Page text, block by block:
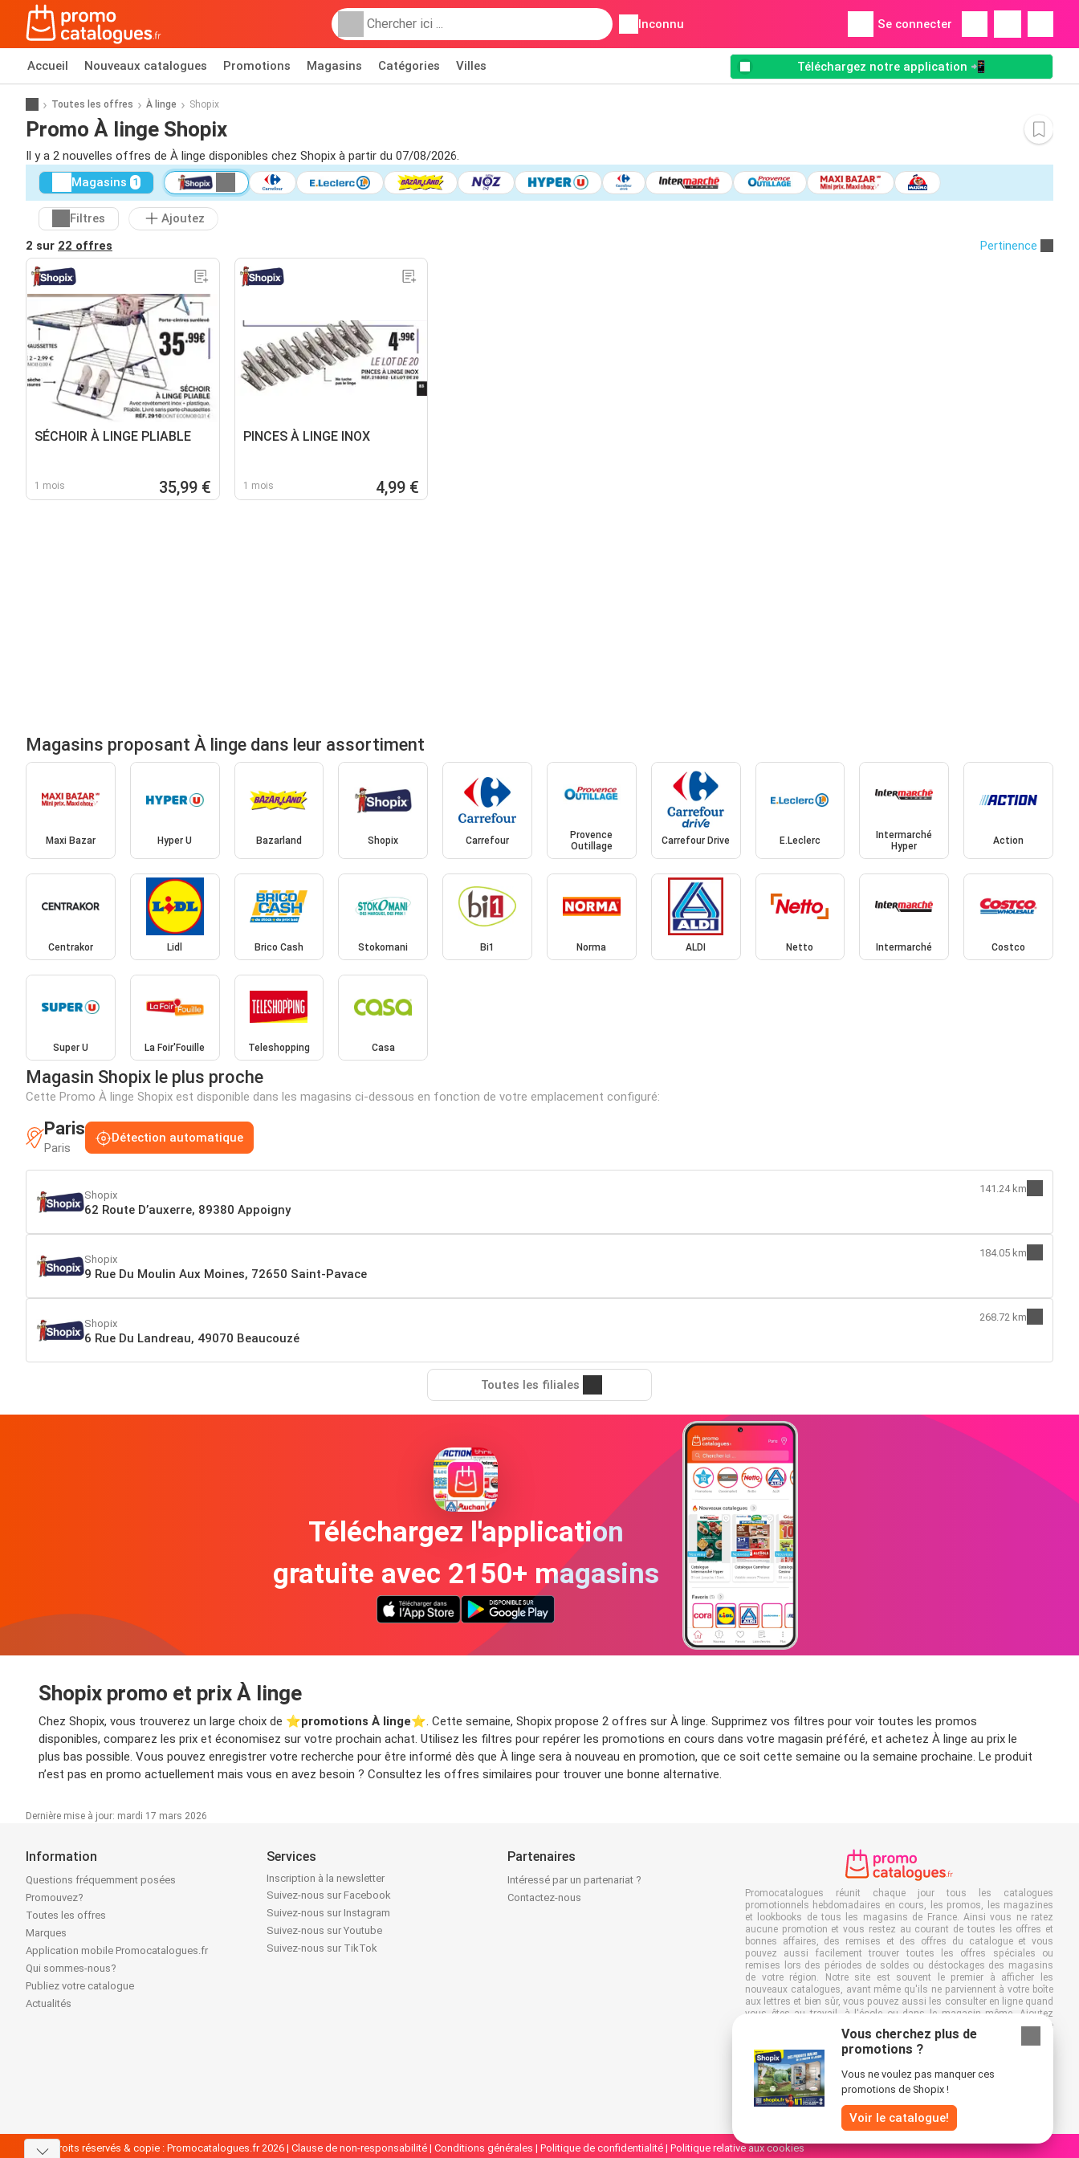
Inconnu Se connecter
Accueil Nouveaux catalogues Promotions Magasins Catégories Villes Téléchargez notre application 📲
Toutes les offres À linge Shopix
Promo À linge Shopix
Il y a 2 nouvelles offres de À linge disponibles chez Shopix à partir du 07/08/2026.
Magasins 1
Filtres
Ajoutez
2 sur 22 offres Pertinence
SÉCHOIR À LINGE PLIABLE
1 mois 35,99 €
PINCES À LINGE INOX
1 mois 4,99 €
Magasins proposant À linge dans leur assortiment
Maxi Bazar Hyper U Bazarland Shopix Carrefour
Provence
Outillage
Carrefour Drive E.Leclerc
Intermarché
Hyper
Action
Centrakor Lidl Brico Cash Stokomani Bi1 Norma ALDI Netto Intermarché Costco
Super U La Foir'Fouille Teleshopping Casa
Magasin Shopix le plus proche
Cette Promo À linge Shopix est disponible dans les magasins ci-dessous en fonction de votre emplacement configuré:
Paris
Paris
Détection automatique
Shopix
62 Route D’auxerre, 89380 Appoigny
141.24 km
Shopix
9 Rue Du Moulin Aux Moines, 72650 Saint-Pavace
184.05 km
Shopix
6 Rue Du Landreau, 49070 Beaucouzé
268.72 km
Toutes les filiales
Téléchargez l'application
gratuite avec 2150+ magasins
Shopix promo et prix À linge
Chez Shopix, vous trouverez un large choix de ⭐️promotions À linge⭐️. Cette semaine, Shopix propose 2 offres sur À linge. Supprimez vos filtres pour voir toutes les promos
disponibles, comparez les prix et économisez sur votre prochain achat. Utilisez les filtres pour repérer les promotions en cours dans votre magasin préféré, et achetez À linge au prix le
plus bas possible. Vous pouvez enregistrer votre recherche pour être informé dès que À linge sera à nouveau en promotion, que ce soit cette semaine ou la semaine prochaine. Le produit
n’est pas en promo actuellement mais vous en avez besoin ? Consultez les offres similaires pour trouver une bonne alternative.
Dernière mise à jour: mardi 17 mars 2026
Vous cherchez plus de
promotions ?
Vous ne voulez pas manquer ces
promotions de Shopix !
Voir le catalogue!
Information
Questions fréquemment posées
Promouvez?
Toutes les offres
Marques
Application mobile Promocatalogues.fr
Qui sommes-nous?
Publiez votre catalogue
Actualités
Services
Inscription à la newsletter
Suivez-nous sur Facebook
Suivez-nous sur Instagram
Suivez-nous sur Youtube
Suivez-nous sur TikTok
Partenaires
Intéressé par un partenariat ?
Contactez-nous
Promocatalogues réunit chaque jour tous les catalogues
promotionnels hebdomadaires en cours, les promos, les magazines
et lookbooks de tous les magasins de France. Ainsi vous ne ratez
aucune promotion et vous restez au courant de toutes les offres et
bonnes affaires, des remises et des offres du catalogue et vous
pouvez aussi facilement trouver toutes les offres spéciales ou
remises lors des périodes de soldes ou déstockages des magasins
de votre région. Notre site est souvent le premier à afficher les
nouveaux catalogues, avant même qu'ils ne parviennent à votre boîte
aux lettres et bien sûr, vous pouvez aussi les consulter en ligne quand
vous êtes au travail, à l'école ou dans le magasin même. Ajoutez
Promocatalogues.fr à vos favoris et économisez du temps et de
l'argent. De plus, en feuilletant des catalogues promotionnels en ligne,
vous contribuez aussi à réduire le gaspillage de papier, ce qui est très
avantageux pour l’environnement.
Tous droits réservés & copie : Promocatalogues.fr 2026 | Clause de non-responsabilité | Conditions générales | Politique de confidentialité | Politique relative aux cookies